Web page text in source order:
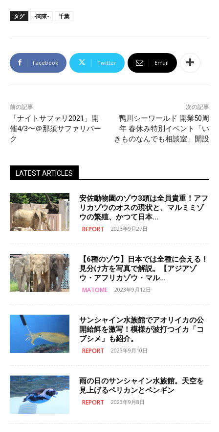
タグ -関東- 千葉
Facebook Twitter Email
前の記事
「ナイトサファリ2021」開
催4/3〜＠那須サファリパー
ク
次の記事
鴨川シーワールド 開業50周
年 春休み特別イベント「い
きものなんでも相談室」開設
LATEST ARTICLES
安佐動物園のゾウ3頭は全員貴重！アフ
リカゾウのオスの現状と、マルミミゾ
ウの繁殖、かつて日本...
REPORT 2023年9月27日
【6種のゾウ】日本では全種に会える！
見分け方を写真で解説。【アジアゾ
ウ・アフリカゾウ・マル...
MATOME 2023年9月12日
サンシャイン水族館でアオリイカの公
開給餌を激写！模様が波打つイカ「コ
ブシメ」も紹介。
REPORT 2023年9月10日
雨の日のサンシャイン水族館。天空を
見上げるペリカンとペンギン
REPORT 2023年9月8日